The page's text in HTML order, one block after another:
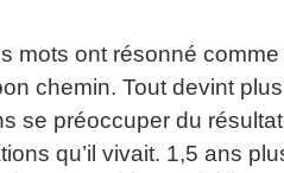
mots ont résonné
chemin. Tout devint
se préoccuper du
qu’il vivait. 1,5 ans